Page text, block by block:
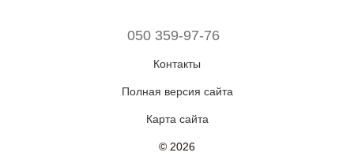
050 359-97-76
Контакты
Полная версия сайта
Карта сайта
© 2026